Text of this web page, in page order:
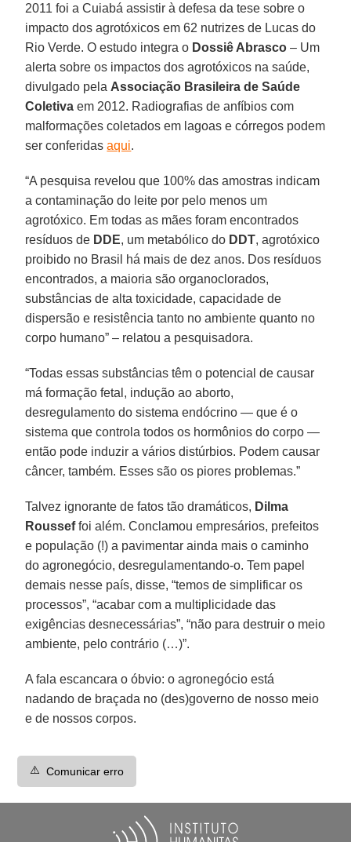
2011 foi a Cuiabá assistir à defesa da tese sobre o
impacto dos agrotóxicos em 62 nutrizes de Lucas do
Rio Verde. O estudo integra o Dossiê Abrasco – Um
alerta sobre os impactos dos agrotóxicos na saúde,
divulgado pela Associação Brasileira de Saúde
Coletiva em 2012. Radiografias de anfíbios com
malformações coletados em lagoas e córregos podem
ser conferidasaqui.
“A pesquisa revelou que 100% das amostras indicam
a contaminação do leite por pelo menos um
agrotóxico. Em todas as mães foram encontrados
resíduos de DDE, um metabólico do DDT, agrotóxico
proibido no Brasil há mais de dez anos. Dos resíduos
encontrados, a maioria são organoclorados,
substâncias de alta toxicidade, capacidade de
dispersão e resistência tanto no ambiente quanto no
corpo humano” – relatou a pesquisadora.
“Todas essas substâncias têm o potencial de causar
má formação fetal, indução ao aborto,
desregulamento do sistema endócrino — que é o
sistema que controla todos os hormônios do corpo —
então pode induzir a vários distúrbios. Podem causar
câncer, também. Esses são os piores problemas.”
Talvez ignorante de fatos tão dramáticos, Dilma
Rousseffoi além. Conclamou empresários, prefeitos
e população (!) a pavimentar ainda mais o caminho
do agronegócio, desregulamentando-o. Tem papel
demais nesse país, disse, “temos de simplificar os
processos”, “acabar com a multiplicidade das
exigências desnecessárias”, “não para destruir o meio
ambiente, pelo contrário (…)”.
A fala escancara o óbvio: o agronegócio está
nadando de braçada no (des)governo de nosso meio
e de nossos corpos.
⚠️ Comunicar erro